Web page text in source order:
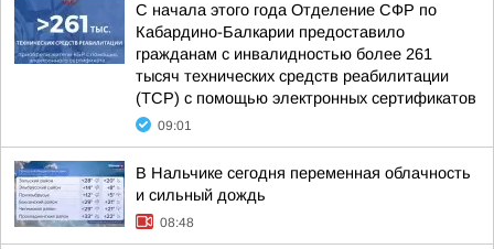
С начала этого года Отделение СФР по
Кабардино-Балкарии предоставило
гражданам с инвалидностью более 261
тысяч технических средств реабилитации
(ТСР) с помощью электронных сертификатов
09:01
В Нальчике сегодня переменная облачность
и сильный дождь
08:48